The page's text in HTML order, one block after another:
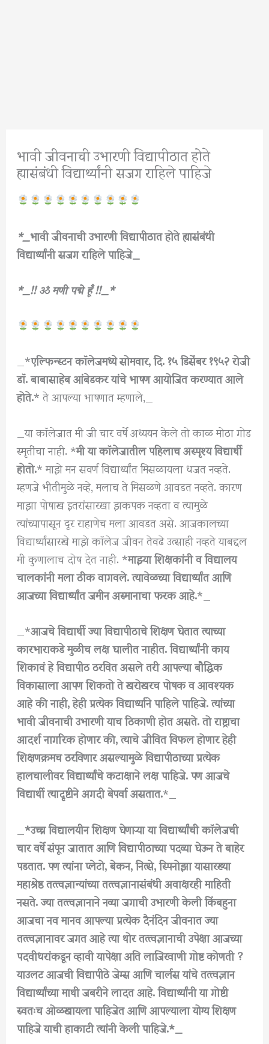
भावी जीवनाची उभारणी विद्यापीठात होते
ह्यासंबंधी विद्यार्थ्यांनी सजग राहिले पाहिजे
*_भावी जीवनाची उभारणी विद्यापीठात होते ह्यासंबंधी
विद्यार्थ्यांनी सजग राहिले पाहिजे_
*_!! ॐमणी पद्मे हूँ !!_*
_*एल्फिन्स्टन कॉलेजमध्ये सोमवार, दि. १५ डिसेंबर १९५२ रोजी
डॉ. बाबासाहेब आंबेडकर यांचे भाषण आयोजित करण्यात आले
होते.* ते आपल्या भाषणात म्हणाले,_
_या कॉलेजात मी जी चार वर्षे अध्ययन केले तो काळ मोठा गोड
स्मृतींचा नाही. *मी या कॉलेजातील पहिलाच अस्पृश्य विद्यार्थी
होतो.* माझे मन सवर्ण विद्यार्थ्यांत मिसळायला धजत नव्हते.
म्हणजे भीतीमुळे नव्हे, मलाच ते मिसळणे आवडत नव्हते. कारण
माझा पोषाख इतरांसारखा झकपक नव्हता व त्यामुळे
त्यांच्यापासून दूर राहाणेच मला आवडत असे. आजकालच्या
विद्यार्थ्यांसारखे माझे कॉलेज जीवन तेवढे उत्साही नव्हते याबद्दल
मी कुणालाच दोष देत नाही. *माझ्या शिक्षकांनी व विद्यालय
चालकांनी मला ठीक वागवले. त्यावेळच्या विद्यार्थ्यांत आणि
आजच्या विद्यार्थ्यांत जमीन अस्मानाचा फरक आहे.*_
_*आजचे विद्यार्थी ज्या विद्यापीठाचे शिक्षण घेतात त्याच्या
कारभाराकडे मुळीच लक्ष घालीत नाहीत. विद्यार्थ्यांनी काय
शिकावं हे विद्यापीठ ठरवित असले तरी आपल्या बौद्धिक
विकासाला आपण शिकतो ते खरोखरच पोषक व आवश्यक
आहे की नाही, हेही प्रत्येक विद्यार्थ्याने पाहिले पाहिजे. त्यांच्या
भावी जीवनाची उभारणी याच ठिकाणी होत असते. तो राष्ट्राचा
आदर्श नागरिक होणार की, त्याचे जीवित विफल होणार हेही
शिक्षणक्रमच ठरविणार असल्यामुळे विद्यापीठाच्या प्रत्येक
हालचालीवर विद्यार्थ्यांचे कटाक्षाने लक्ष पाहिजे. पण आजचे
विद्यार्थी त्यादृष्टीने अगदी बेपर्वा असतात.*_
_*उच्च विद्यालयीन शिक्षण घेणाऱ्या या विद्यार्थ्यांची कॉलेजची
चार वर्षे संपून जातात आणि विद्यापीठाच्या पदव्या घेऊन ते बाहेर
पडतात. पण त्यांना प्लेटो, बेकन, नित्से, स्पिनोझा यासारख्या
महाश्रेष्ठ तत्त्वज्ञान्यांच्या तत्त्वज्ञानासंबंधी अवाक्षरही माहिती
नसते. ज्या तत्त्वज्ञानाने नव्या जगाची उभारणी केली किंबहुना
आजचा नव मानव आपल्या प्रत्येक दैनंदिन जीवनात ज्या
तत्त्वज्ञानावर जगत आहे त्या थोर तत्त्वज्ञानाची उपेक्षा आजच्या
पदवीधरांकडून व्हावी यापेक्षा अति लाजिरवाणी गोष्ट कोणती ?
याउलट आजची विद्यापीठे जेम्स आणि चार्लस यांचे तत्त्वज्ञान
विद्यार्थ्यांच्या माथी जबरीने लादत आहे. विद्यार्थ्यांनी या गोष्टी
स्वतःच ओळखायला पाहिजेत आणि आपल्याला योग्य शिक्षण
पाहिजे याची हाकाटी त्यांनी केली पाहिजे.*_